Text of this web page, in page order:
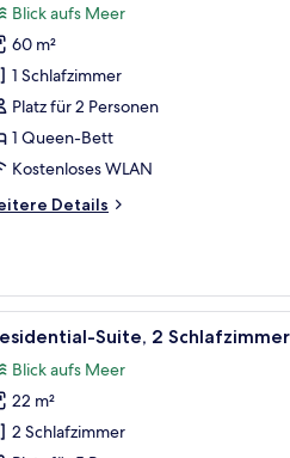
Blick aufs Meer
60 m²
1 Schlafzimmer
Platz für 2 Personen
1 Queen-Bett
Kostenloses WLAN
Details
einer Wand mit Steinakzenten
6 Suite, 2 Schlafzimmer
Blick aufs Meer
22 m²
2 Schlafzimmer